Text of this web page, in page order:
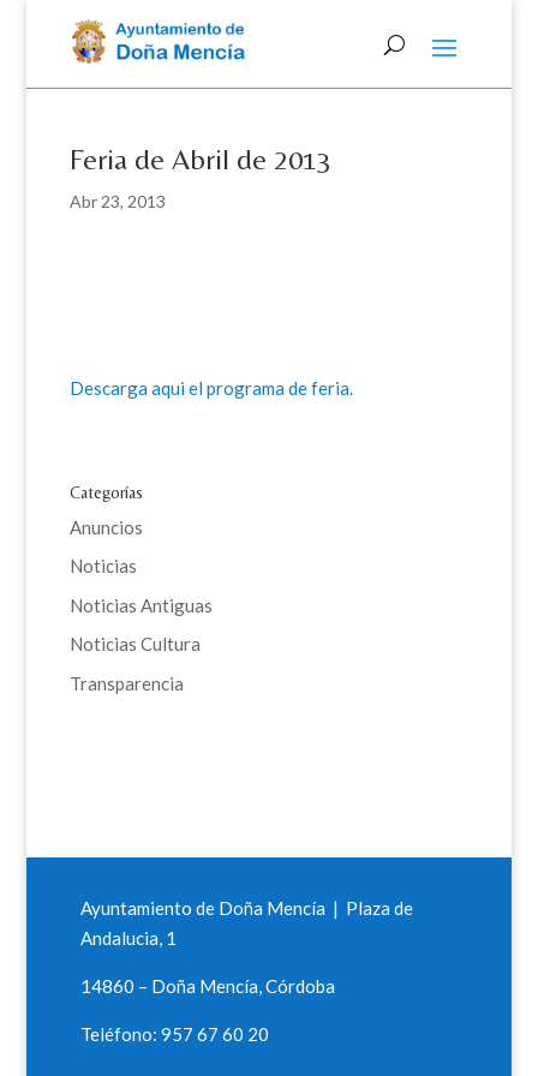
Feria de Abril de 2013
Abr 23, 2013
Descarga aqui el programa de feria.
Categorías
Anuncios
Noticias
Noticias Antiguas
Noticias Cultura
Transparencia
Ayuntamiento de Doña Mencía | Plaza de
Andalucia, 1
14860 – Doña Mencía, Córdoba
Teléfono: 957 67 60 20